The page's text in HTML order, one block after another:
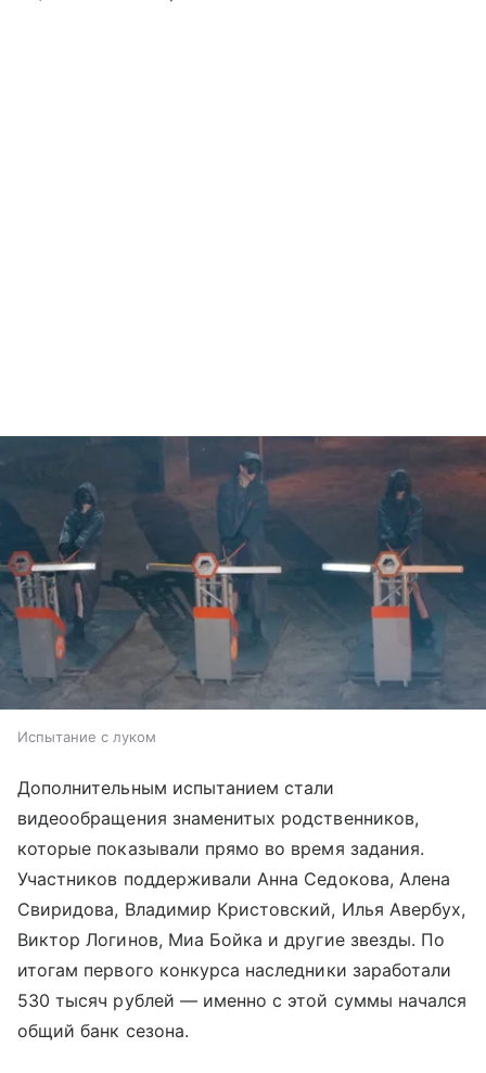
Испытание с луком
Дополнительным испытанием стали
видеообращения знаменитых родственников,
которые показывали прямо во время задания.
Участников поддерживали Анна Седокова, Алена
Свиридова, Владимир Кристовский, Илья Авербух,
Виктор Логинов, Миа Бойка и другие звезды. По
итогам первого конкурса наследники заработали
530 тысяч рублей — именно с этой суммы начался
общий банк сезона.